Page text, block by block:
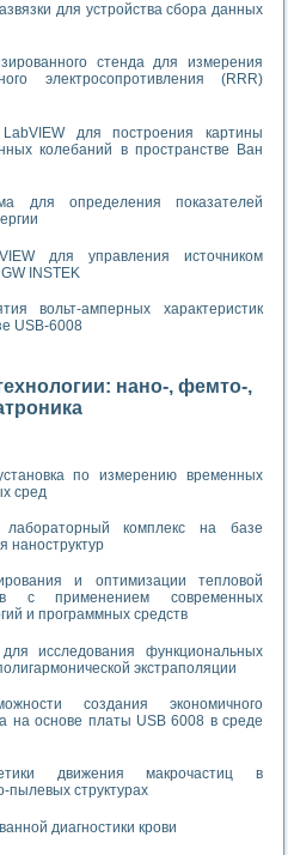
для устройства сбора данных
стенда для измерения
электросопротивления (RRR)
для построения картины
колебаний в пространстве Ван
для определения показателей
для управления источником
INSTEK
вольт-амперных характеристик
USB-6008
нано-, фемто-,
по измерению временных
сред
лабораторный комплекс на базе
наноструктур
и оптимизации тепловой
с применением современных
и программных средств
исследования функциональных
экстраполяции
создания экономичного
на основе платы USB 6008 в среде
движения макрочастиц в
пылевых структурах
диагностики крови